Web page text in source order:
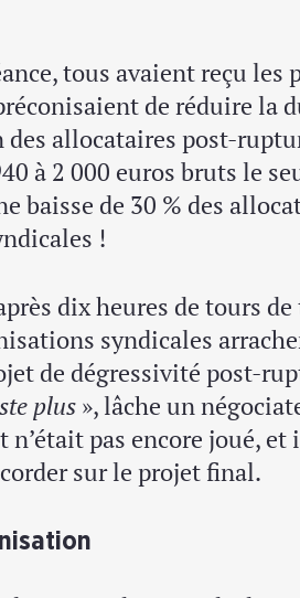
tous avaient reçu les
de réduire la
des allocataires post-
à 2 000 euros bruts le
baisse de 30 % des
!
dix heures de tours
syndicales
de dégressivité post-
plus », lâche un
n’était pas encore joué,
sur le projet final.